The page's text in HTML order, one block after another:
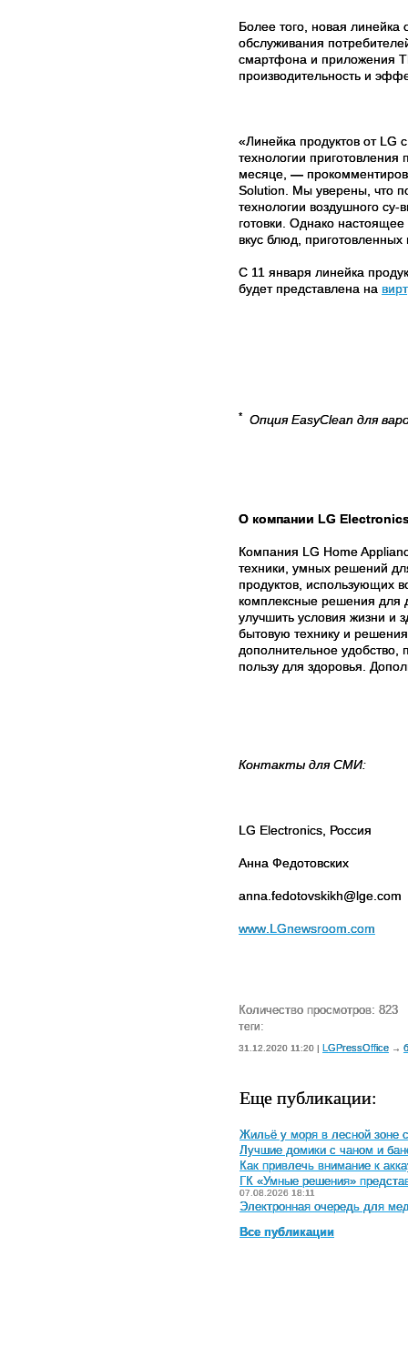
Более того, новая
обслуживания
смартфона и приложения
производительность и
«Линейка продуктов от LG
технологии
месяце, —
Solution. Мы уверены, что
технологии воздушного
готовки. Однако
вкус блюд,
С 11 января линейка
будет представлена на
* Опция EasyClean для
О компании LG
Компания LG Home
техники, умных решений
продуктов, использующих
комплексные решения для
улучшить условия жизни и
бытовую технику и
дополнительное удобство,
пользу для здоровья.
Контакты для СМИ:
LG Electronics, Россия
Анна Федотовских
anna.fedotovskikh@lge.com
www.LGnewsroom.com
Количество просмотров: 823
теги:
31.12.2020 11:20 | LGPressOffice →
Еще публикации:
Жильё у моря в лесной зоне
Лучшие домики с чаном и
Как привлечь внимание к
ГК «Умные решения»
07.08.2026 18:11
Электронная очередь для
Все публикации